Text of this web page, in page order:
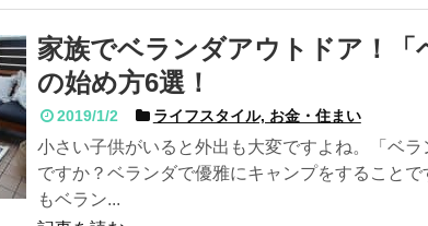
家族でベランダアウトドア！「
の始め方6選！
2019/1/2 ライフスタイル, お金・住まい
小さい子供がいると外出も大変ですよね。「ベ
ですか？ベランダで優雅にキャンプをすること
もベラン...